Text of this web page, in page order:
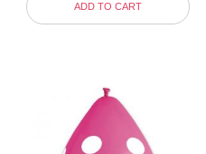
ADD TO CART